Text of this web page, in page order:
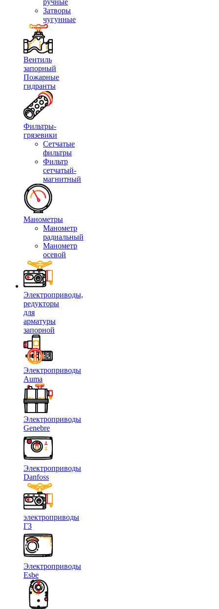
ручные
Затворы
чугунные
Вентиль
запорный
Пожарные
гидранты
Фильтры-
грязевики
Сетчатые
фильтры
Фильтр
сетчатый-
магнитный
Манометры
Манометр
радиальный
Манометр
осевой
Электроприводы,
редукторы
для
арматуры
запорной
Электроприводы
Auma
Электроприводы
Genebre
Электроприводы
Danfoss
электроприводы
ГЗ
Электроприводы
Esbe